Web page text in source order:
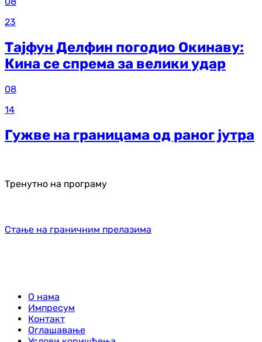
23
Тајфун Делфин погодио Окинаву:
Кина се спрема за велики удар
08
14
Гужве на границама од раног јутра
Тренутно на програму
Стање на граничним прелазима
О нама
Импресум
Контакт
Оглашавање